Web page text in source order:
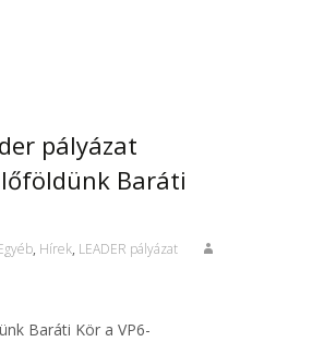
pályázat
Baráti
, Hírek, LEADER pályázat
Baráti Kör a VP6-